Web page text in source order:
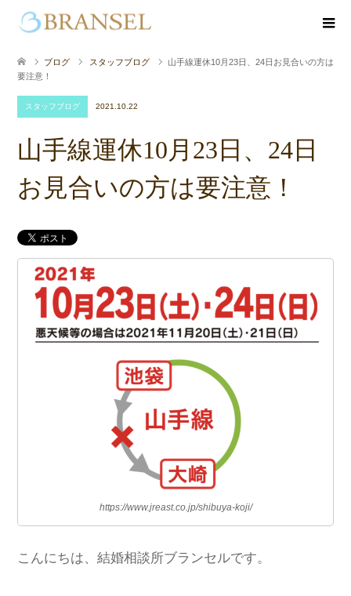
ブログ スタッフブログ
山手線運休10月23日、24日お見合いの方は
要注意！
スタッフブログ 2021.10.22
山手線運休10月23日、24日
お見合いの方は要注意！
https://www.jreast.co.jp/shibuya-koji/
こんにちは、結婚相談所ブランセルです。